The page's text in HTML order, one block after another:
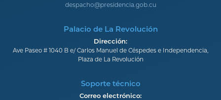
despacho@presidencia.gob.cu
Palacio de La Revolución
Dirección:
Ave Paseo # 1040 B e/ Carlos Manuel de Céspedes e Independencia,
Plaza de La Revolución
Soporte técnico
Correo electrónico: